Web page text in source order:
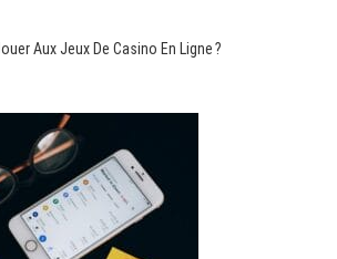
Aux Jeux De Casino En Ligne ?